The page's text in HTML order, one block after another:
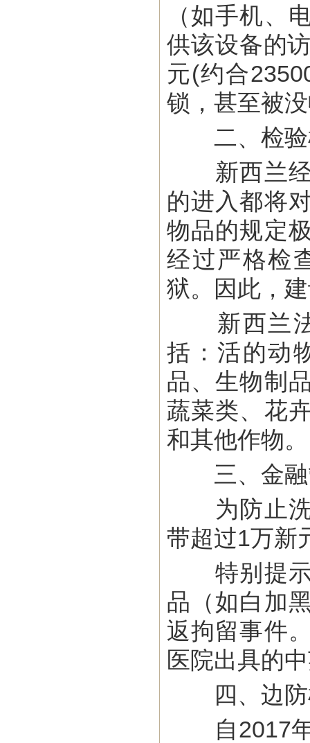
（如手机、
供该设备的
元(约合
锁，甚至被
二、检验
新西兰经
的进入都将
物品的规定
经过严格检
狱。因此，
新西兰法
括：活的动
品、生物制
蔬菜类、花
和其他作物。
三、金融
为防止洗
带超过1万新
特别提示
品（如白加
返拘留事件
医院出具的
四、边防
自2017年